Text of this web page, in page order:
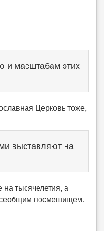
и масштабам этих
Церковь тоже,
выставляют на
тысячелетия, а
посмешищем.